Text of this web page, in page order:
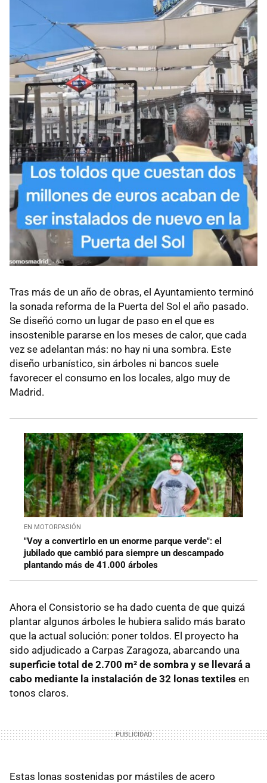
Tras más de un año de obras, el Ayuntamiento terminó
la sonada reforma de la Puerta del Sol el año pasado.
Se diseñó como un lugar de paso en el que es
insostenible pararse en los meses de calor, que cada
vez se adelantan más: no hay ni una sombra. Este
diseño urbanístico, sin árboles ni bancos suele
favorecer el consumo en los locales, algo muy de
Madrid.
EN MOTORPASIÓN
"Voy a convertirlo en un enorme parque verde": el
jubilado que cambió para siempre un descampado
plantando más de 41.000 árboles
Ahora el Consistorio se ha dado cuenta de que quizá
plantar algunos árboles le hubiera salido más barato
que la actual solución: poner toldos. El proyecto ha
sido adjudicado a Carpas Zaragoza, abarcando una
superficie total de 2.700 m² de sombra y se llevará a
cabo mediante la instalación de 32 lonas textiles en
tonos claros.
Estas lonas sostenidas por mástiles de acero